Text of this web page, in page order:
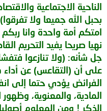
الناحية الاجتماعية
نهيا صريحا يفيد التحريم
على أن (التقاعس) عن
الفرائض يؤدي حتما إلى
المادية، والمعنوية،
الذكر ! ومن المعلوم